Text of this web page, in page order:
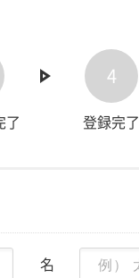
了
4
登録完了
名